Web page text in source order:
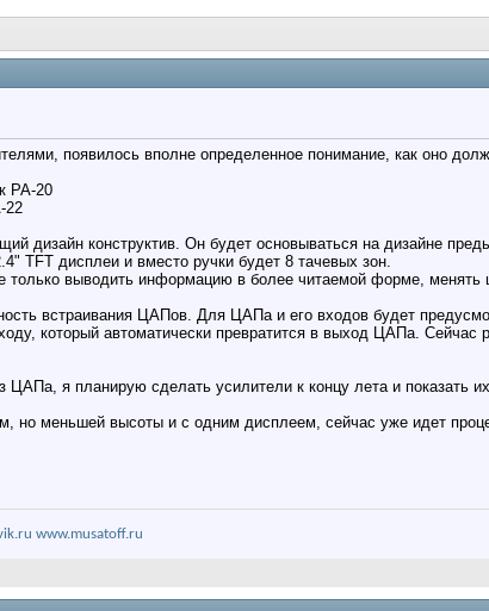
появилось вполне определенное понимание, как оно
PA-20
22
дизайн конструктив. Он будет основываться на дизайне
TFT дисплеи и вместо ручки будет 8 тачевых зон.
только выводить информацию в более читаемой форме,
встраивания ЦАПов. Для ЦАПа и его входов будет
который автоматически превратится в выход ЦАПа.
ЦАПа, я планирую сделать усилители к концу лета и показать
но меньшей высоты и с одним дисплеем, сейчас уже идет
www.musatoff.ru